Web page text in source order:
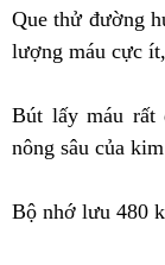
Que thử đường
lượng máu cực
Bút lấy máu rất
nông sâu của
Bộ nhớ lưu 480